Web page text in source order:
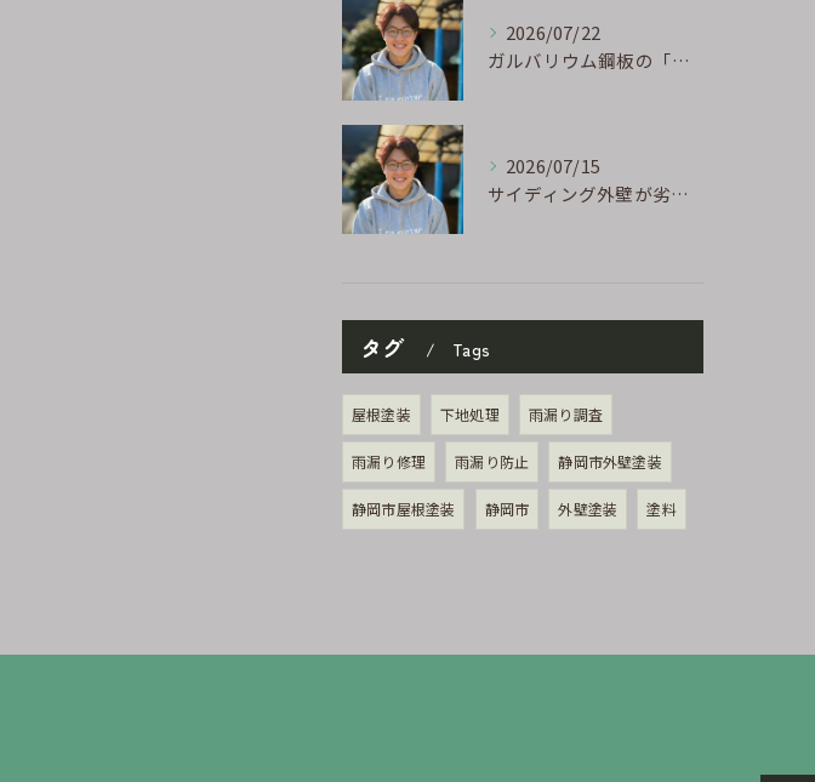
2026/07/22
ガルバリウム鋼板の「傷」と「チョーキング」、実は深くつながっています
2026/07/15
サイディング外壁が劣化するのはなぜ?よくある原因と塗り替えのサイン
タグ Tags
屋根塗装 下地処理 雨漏り調査
雨漏り修理 雨漏り防止 静岡市外壁塗装
静岡市屋根塗装 静岡市 外壁塗装 塗料